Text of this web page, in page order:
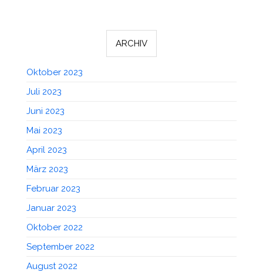
ARCHIV
Oktober 2023
Juli 2023
Juni 2023
Mai 2023
April 2023
März 2023
Februar 2023
Januar 2023
Oktober 2022
September 2022
August 2022